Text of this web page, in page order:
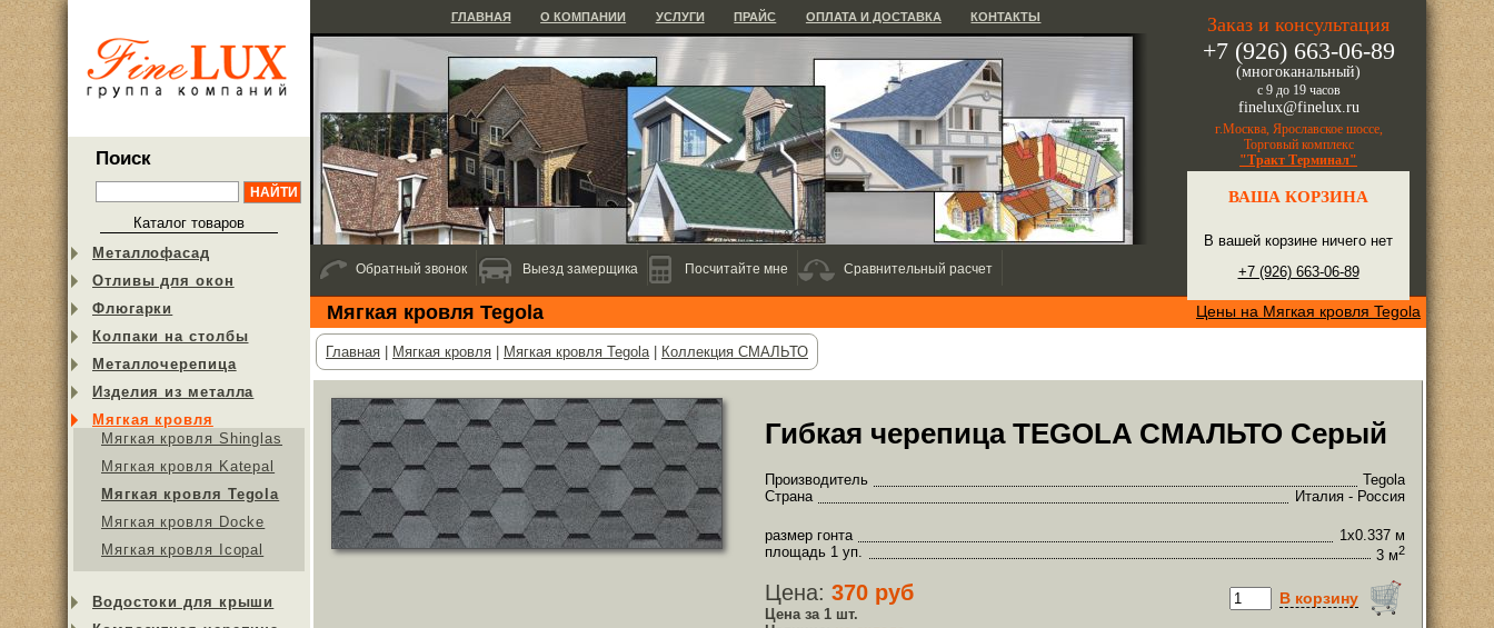
Поиск
Каталог товаров
Металлофасад
Отливы для окон
Флюгарки
Колпаки на столбы
Металлочерепица
Изделия из металла
Мягкая кровля
Мягкая кровля Shinglas
Мягкая кровля Katepal
Мягкая кровля Tegola
Мягкая кровля Docke
Мягкая кровля Icopal
Водостоки для крыши
Заказ и консультация
+7 (926) 663-06-89
(многоканальный)
с 9 до 19 часов
finelux@finelux.ru
г.Москва, Ярославское шоссе,
Торговый комплекс
"Тракт Терминал"
ВАША КОРЗИНА
В вашей корзине ничего нет
+7 (926) 663-06-89
ГЛАВНАЯ О КОМПАНИИ УСЛУГИ ПРАЙС ОПЛАТА И ДОСТАВКА КОНТАКТЫ
Цены на Мягкая кровля Tegola
Мягкая кровля Tegola
Главная Мягкая кровля Мягкая кровля Tegola| Коллекция СМАЛЬТО
Гибкая черепица TEGOLA СМАЛЬТО Серый
Производитель
Tegola
Страна
Италия - Россия
размер гонта
1х0.337 м
площадь 1 уп.
3 м2
В корзину
Цена: 370 руб
Цена за 1 шт.
Обратный звонок Выезд замерщика Посчитайте мне Сравнительный расчет